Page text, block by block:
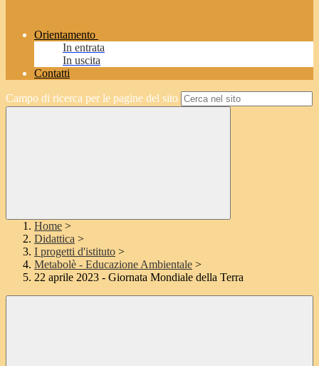
Orientamento
In entrata
In uscita
Contatti
Campo di ricerca per le pagine del sito
Home >
Didattica >
I progetti d'istituto >
Metabolè - Educazione Ambientale >
22 aprile 2023 - Giornata Mondiale della Terra